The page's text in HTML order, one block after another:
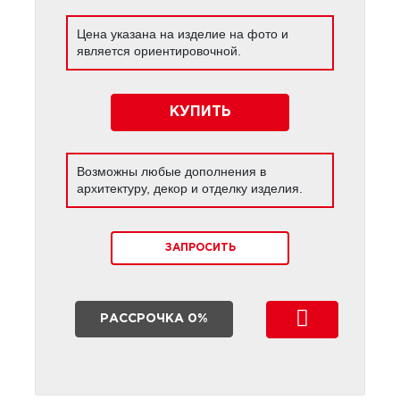
Цена указана на изделие на фото и
является ориентировочной.
КУПИТЬ
Возможны любые дополнения в
архитектуру, декор и отделку изделия.
ЗАПРОСИТЬ
РАССРОЧКА 0%